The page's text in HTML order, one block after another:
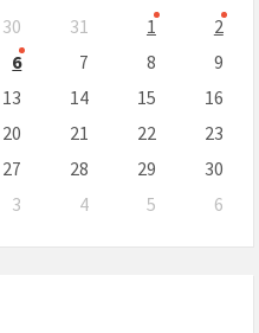
30 31 1
2
6 7 8
9
13 14 15
16
20 21 22
23
27 28 29
30
3 4 5
6